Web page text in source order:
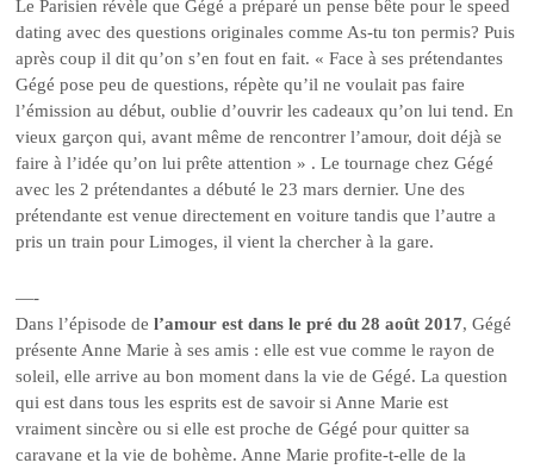
Le Parisien révèle que Gégé a préparé un pense bête pour le speed
dating avec des questions originales comme As-tu ton permis? Puis
après coup il dit qu’on s’en fout en fait. « Face à ses prétendantes
Gégé pose peu de questions, répète qu’il ne voulait pas faire
l’émission au début, oublie d’ouvrir les cadeaux qu’on lui tend. En
vieux garçon qui, avant même de rencontrer l’amour, doit déjà se
faire à l’idée qu’on lui prête attention » . Le tournage chez Gégé
avec les 2 prétendantes a débuté le 23 mars dernier. Une des
prétendante est venue directement en voiture tandis que l’autre a
pris un train pour Limoges, il vient la chercher à la gare.
—-
Dans l’épisode del’amour est dans le pré du 28 août 2017, Gégé
présente Anne Marie à ses amis : elle est vue comme le rayon de
soleil, elle arrive au bon moment dans la vie de Gégé. La question
qui est dans tous les esprits est de savoir si Anne Marie est
vraiment sincère ou si elle est proche de Gégé pour quitter sa
caravane et la vie de bohème. Anne Marie profite-t-elle de la